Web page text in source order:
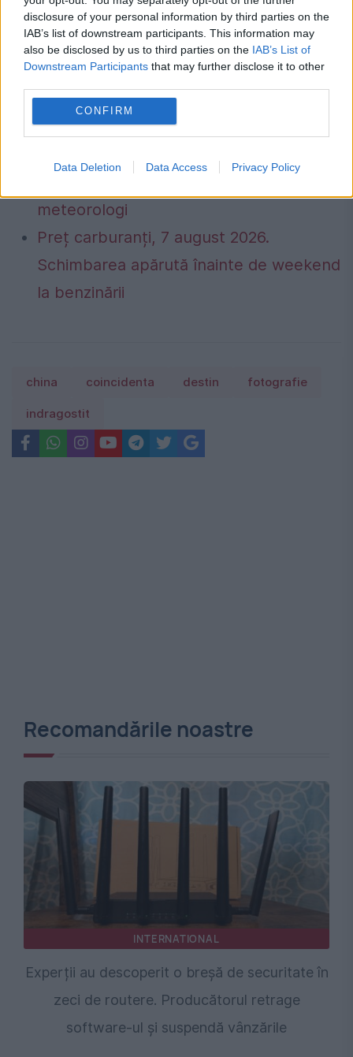
disclosure of your personal information by third parties on the
IAB’s list of downstream participants. This information may
also be disclosed by us to third parties on the IAB’s List of
Downstream Participants that may further disclose it to other
CONFIRM
Data Deletion Data Access Privacy Policy
28, 2023
meteorologi
Preț carburanți, 7 august 2026.
Schimbarea apărută înainte de weekend
la benzinării
china coincidenta destin fotografie
indragostit
Recomandările noastre
INTERNATIONAL
Experții au descoperit o breșă de securitate în
zeci de routere. Producătorul retrage
software-ul și suspendă vânzările